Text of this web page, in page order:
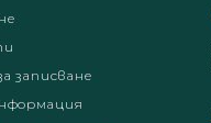
записване